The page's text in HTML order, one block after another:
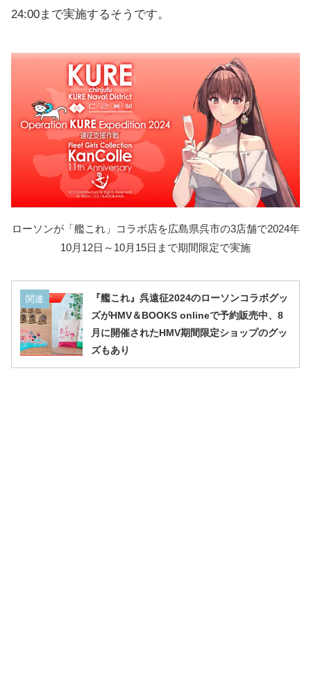
24:00まで実施するそうです。
ローソンが「艦これ」コラボ店を広島県呉市の3店舗で2024年
10月12日～10月15日まで期間限定で実施
関連
『艦これ』呉遠征2024のローソンコラボグッ
ズがHMV＆BOOKS onlineで予約販売中、8
月に開催されたHMV期間限定ショップのグッ
ズもあり